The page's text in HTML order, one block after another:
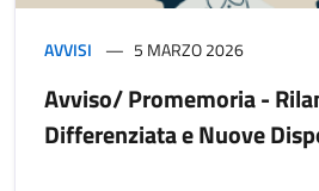
AVVISI 5 MARZO 2026
Avviso/ Promemoria -
Differenziata e Nuove